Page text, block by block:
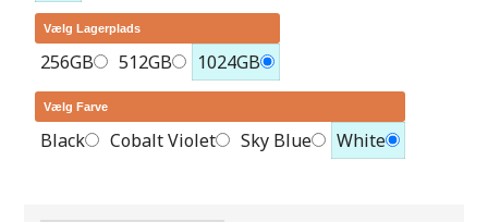
Vælg Lagerplads
256GB 512GB 1024GB
Vælg Farve
Black Cobalt Violet Sky Blue White